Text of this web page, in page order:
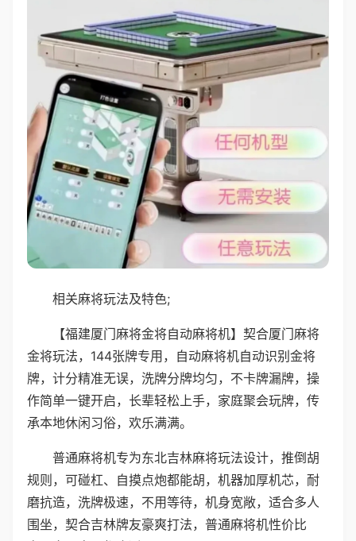
相关麻将玩法及特色;
【福建厦门麻将金将自动麻将机】契合厦门麻将
金将玩法，144张牌专用，自动麻将机自动识别金将
牌，计分精准无误，洗牌分牌均匀，不卡牌漏牌，操
作简单一键开启，长辈轻松上手，家庭聚会玩牌，传
承本地休闲习俗，欢乐满满。
普通麻将机专为东北吉林麻将玩法设计，推倒胡
规则，可碰杠、自摸点炮都能胡，机器加厚机芯，耐
磨抗造，洗牌极速，不用等待，机身宽敞，适合多人
围坐，契合吉林牌友豪爽打法，普通麻将机性价比